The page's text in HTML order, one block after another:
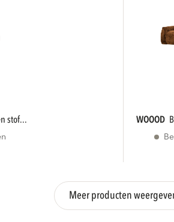
stof... WOOOD
Meer producten